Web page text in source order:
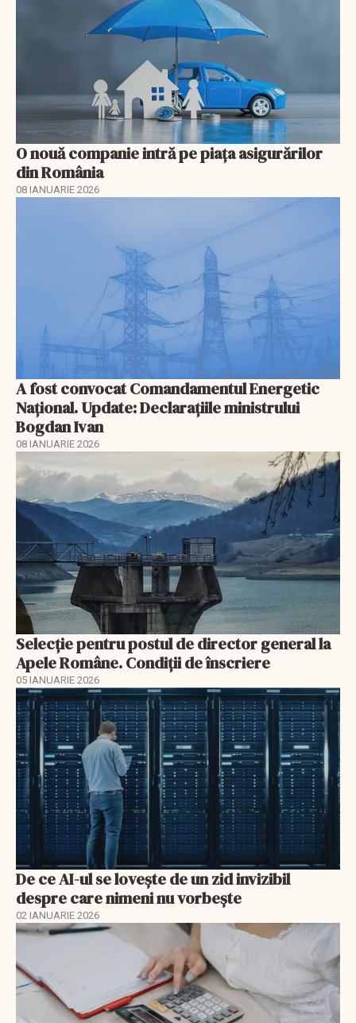
O nouă companie intră pe piața asigurărilor
din România
08 IANUARIE 2026
A fost convocat Comandamentul Energetic
Naţional. Update: Declaraţiile ministrului
Bogdan Ivan
08 IANUARIE 2026
Selecţie pentru postul de director general la
Apele Române. Condiţii de înscriere
05 IANUARIE 2026
De ce AI-ul se lovește de un zid invizibil
despre care nimeni nu vorbește
02 IANUARIE 2026